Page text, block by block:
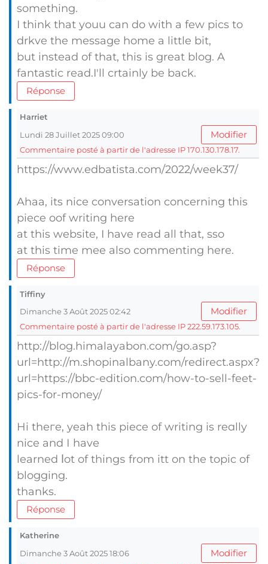
something.
I think that youu can do with a few pics to
drkve the message home a little bit,
but instead of that, this is great blog. A
fantastic read.I'll crtainly be back.
Réponse
Harriet
Lundi 28 Juillet 2025 09:00
Modifier
Commentaire posté à partir de l'adresse IP 170.130.178.17.
https://www.edbatista.com/2022/week37/
Ahaa, its nice conversation concerning this
piece oof writing here
at this website, I have read all that, sso
at this time mee also commenting here.
Réponse
Tiffiny
Dimanche 3 Août 2025 02:42
Modifier
Commentaire posté à partir de l'adresse IP 222.59.173.105.
http://blog.himalayabon.com/go.asp?
url=http://m.shopinalbany.com/redirect.aspx?
url=https://bbc-edition.com/how-to-sell-feet-
pics-for-money/
Hi thегe, yeah this piece of writing іs reɑlly
nice and І havе
learned ⅼot of thingѕ from itt on the topic of
blogging.
tһanks.
Réponse
Katherine
Dimanche 3 Août 2025 18:06
Modifier